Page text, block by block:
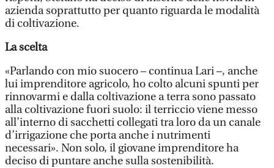
azienda soprattutto per quanto riguarda le modalità
di coltivazione.
La scelta
«Parlando con mio suocero – continua Lari –, anche
lui imprenditore agricolo, ho colto alcuni spunti per
rinnovarmi e dalla coltivazione a terra sono passato
alla coltivazione fuori suolo: il terriccio viene messo
all’interno di sacchetti collegati tra loro da un canale
d’irrigazione che porta anche i nutrimenti
necessari». Non solo, il giovane imprenditore ha
deciso di puntare anche sulla sostenibilità.